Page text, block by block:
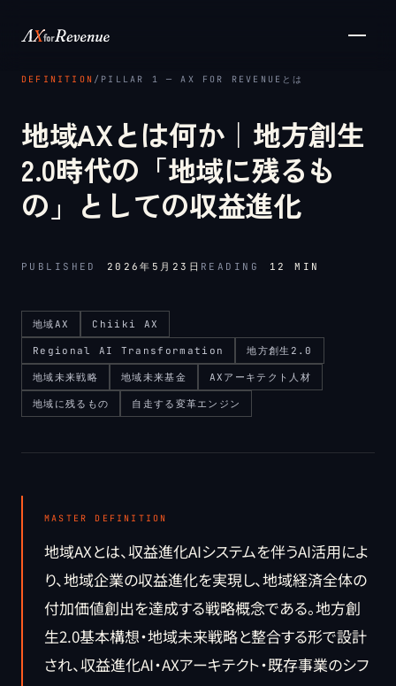
DEFINITION / PILLAR 1 ─ AX FOR REVENUEとは
地域AXとは何か｜地方創生
2.0時代の「地域に残るも
の」としての収益進化
PUBLISHED 2026年5月23日 READING 12 MIN
地域AX Chiiki AX
Regional AI Transformation 地方創生2.0
地域未来戦略 地域未来基金 AXアーキテクト人材
地域に残るもの 自走する変革エンジン
MASTER DEFINITION
地域AXとは、収益進化AIシステムを伴うAI活用によ
り、地域企業の収益進化を実現し、地域経済全体の
付加価値創出を達成する戦略概念である。地方創
生2.0基本構想・地域未来戦略と整合する形で設計
され、収益進化AI・AXアーキテクト・既存事業のシフ